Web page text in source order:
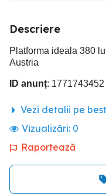
Descriere
Platforma ideala 380
Austria
ID anunț: 1771743452
Vezi detalii pe
Vizualizări: 0
Raportează